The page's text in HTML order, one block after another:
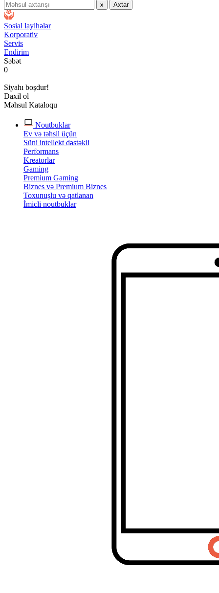
x Axtar
Sosial layihələr
Korporativ
Servis
Endirim
Səbət
0
Siyahı boşdur!
Daxil ol
Məhsul Kataloqu
Noutbuklar
Ev və təhsil üçün
Süni intellekt dəstəkli
Performans
Kreatorlar
Gaming
Premium Gaming
Biznes və Premium Biznes
Toxunuşlu və qatlanan
İmicli noutbuklar